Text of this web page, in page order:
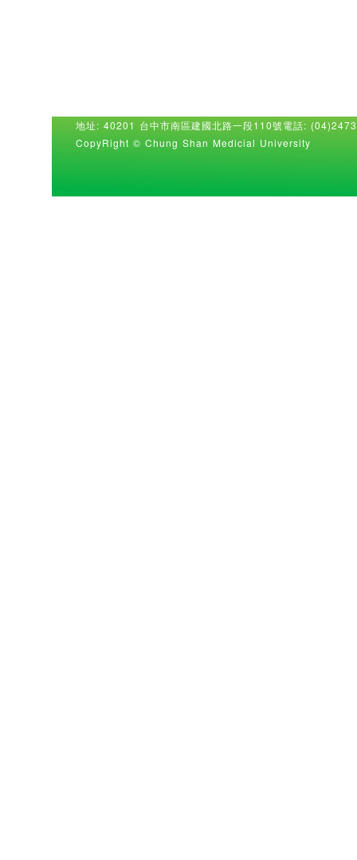
地址: 40201 台中市南區建國北路一段110號電話:
CopyRight © Chung Shan Medicial University